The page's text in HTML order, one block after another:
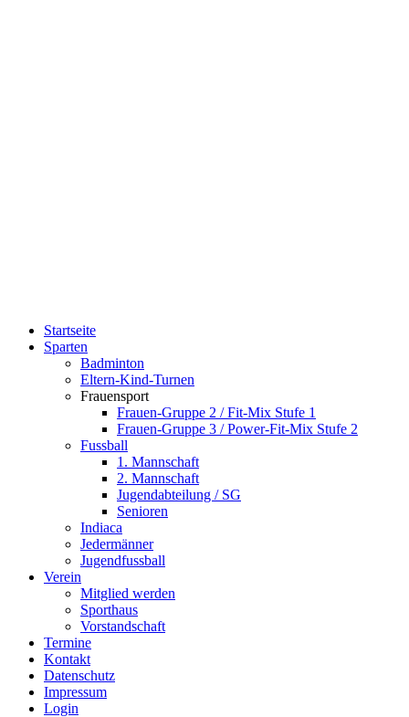
Hauptmenü
Startseite
Sparten
Badminton
Eltern-Kind-Turnen
Frauensport
Frauen-Gruppe 2 / Fit-Mix Stufe 1
Frauen-Gruppe 3 / Power-Fit-Mix Stufe 2
Fussball
1. Mannschaft
2. Mannschaft
Jugendabteilung / SG
Senioren
Indiaca
Jedermänner
Jugendfussball
Verein
Mitglied werden
Sporthaus
Vorstandschaft
Termine
Kontakt
Datenschutz
Impressum
Login